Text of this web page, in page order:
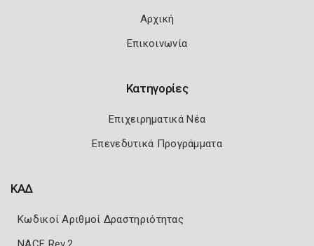
Αρχική
Επικοινωνία
Κατηγορίες
Επιχειρηματικά Νέα
Επενεδυτικά Προγράμματα
ΚΑΔ
Κωδικοί Αριθμοί Δραστηριότητας